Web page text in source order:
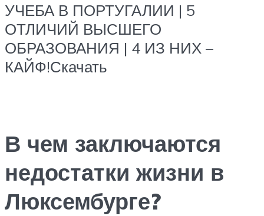
УЧЕБА В ПОРТУГАЛИИ | 5
ОТЛИЧИЙ ВЫСШЕГО
ОБРАЗОВАНИЯ | 4 ИЗ НИХ –
КАЙФ!Скачать
В чем заключаются
недостатки жизни в
Люксембурге?